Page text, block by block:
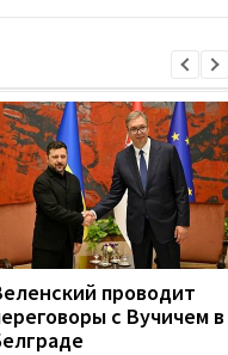
проводит
с Вучичем в